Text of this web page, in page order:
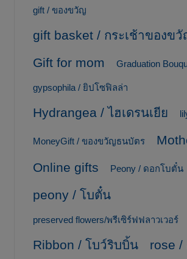
gift / ของขวัญ
gift basket / กระเช้าของข
Gift for mom
Graduation
gypsophila / ยิปโซฟิลล่า
Hydrangea / ไฮเดรนเยีย
MoneyGift / ของขวัญธนบัตร
Online gifts
Peony / ดอกโบตั๋น
peony / โบตั๋น
preserved flowers/พรีเซิร์ฟฟลาวเวอร์
Ribbon / โบว์ริบบิ้น rose /